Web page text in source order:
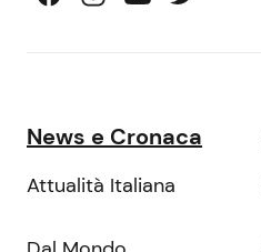
News e Cronaca
Attualità Italiana